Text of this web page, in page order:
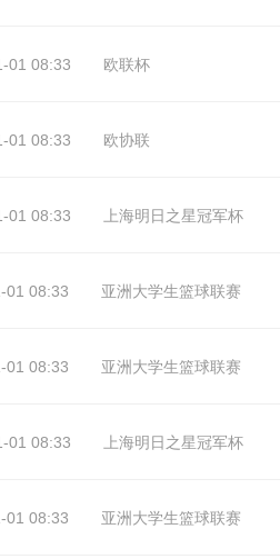
01 08:33 欧联杯
01 08:33 欧协联
01 08:33 上海明日之星冠军杯
01 08:33 亚洲大学生篮球联赛
01 08:33 亚洲大学生篮球联赛
01 08:33 上海明日之星冠军杯
01 08:33 亚洲大学生篮球联赛